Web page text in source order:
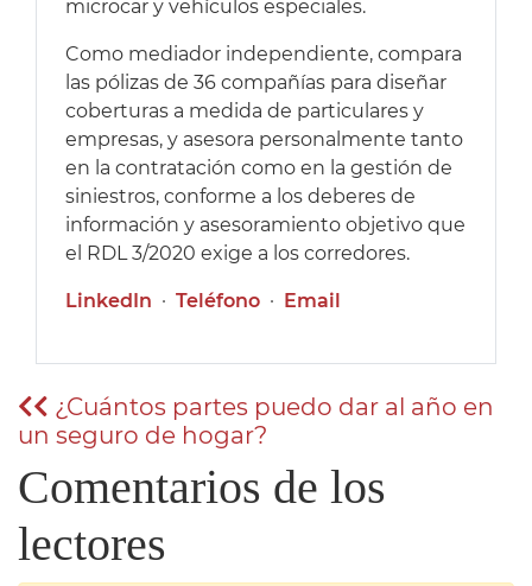
microcar y vehículos especiales.
Como mediador independiente, compara
las pólizas de 36 compañías para diseñar
coberturas a medida de particulares y
empresas, y asesora personalmente tanto
en la contratación como en la gestión de
siniestros, conforme a los deberes de
información y asesoramiento objetivo que
el RDL 3/2020 exige a los corredores.
LinkedIn · Teléfono · Email
¿Cuántos partes puedo dar al año en
un seguro de hogar?
Comentarios de los
lectores